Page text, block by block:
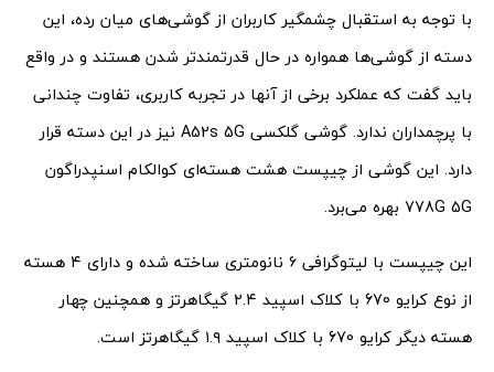
با توجه به استقبال چشمگیر کاربران از گوشی‌های میان رده، این
دسته از گوشی‌ها همواره در حال قدرتمند‌تر شدن هستند و در واقع
باید گفت که عملکرد برخی از آنها در تجربه کاربری، تفاوت چندانی
با پرچمداران ندارد. گوشی گلکسی A52s 5G نیز در این دسته قرار
دارد. این گوشی از چیپست هشت هسته‌ای کوالکام اسنپدراگون
778G 5G بهره می‌برد.
این چیپست با لیتوگرافی ۶ نانومتری ساخته شده و دارای ۴ هسته
از نوع کرایو 670 با کلاک اسپید ۲.۴ گیگاهرتز و همچنین چهار
هسته دیگر کرایو 670 با کلاک اسپید ۱.۹ گیگاهرتز است.